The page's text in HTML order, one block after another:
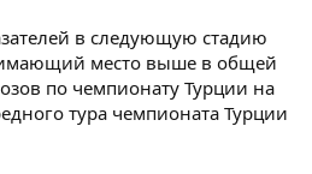
в следующую стадию
место выше в общей
по чемпионату Турции на
тура чемпионата Турции